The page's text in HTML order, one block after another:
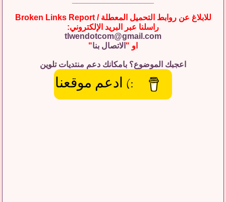
للابلاغ عن روابط التحميل المعطلة / Broken Links Report
راسلنا عبر البريد الإلكتروني:
tlwendotcom@gmail.com
او " الاتصال بنا"
اعجبك الموضوع؟ بامكانك دعم منتديات تلوين
:) ادعم موقعنا